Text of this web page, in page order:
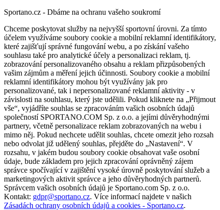
Sportano.cz - Dbáme na ochranu vašeho soukromí
Chceme poskytovat služby na nejvyšší sportovní úrovni. Za tímto
účelem využíváme soubory cookie a mobilní reklamní identifikátory,
které zajišťují správné fungování webu, a po získání vašeho
souhlasu také pro analytické účely a personalizaci reklam, tj.
zobrazování personalizovaného obsahu a reklam přizpůsobených
vašim zájmům a měření jejich účinnosti. Soubory cookie a mobilní
reklamní identifikátory mohou být využívány jak pro
personalizované, tak i nepersonalizované reklamní aktivity - v
závislosti na souhlasu, který jste udělili. Pokud kliknete na „Přijmout
vše“, vyjádříte souhlas se zpracováním vašich osobních údajů
společností SPORTANO.COM Sp. z o.o. a jejími důvěryhodnými
partnery, včetně personalizace reklam zobrazovaných na webu i
mimo něj. Pokud nechcete udělit souhlas, chcete omezit jeho rozsah
nebo odvolat již udělený souhlas, přejděte do „Nastavení“. V
rozsahu, v jakém budou soubory cookie obsahovat vaše osobní
údaje, bude základem pro jejich zpracování oprávněný zájem
správce spočívající v zajištění vysoké úrovně poskytování služeb a
marketingových aktivit správce a jeho důvěryhodných partnerů.
Správcem vašich osobních údajů je Sportano.com Sp. z o.o.
Kontakt: gdpr@sportano.cz. Více informací najdete v našich
Zásadách ochrany osobních údajů a cookies - Sportano.cz.